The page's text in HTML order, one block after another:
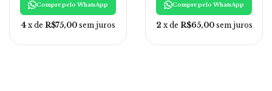
Compre pelo WhatsApp
4 x de R$75,00 sem juros
Compre pelo WhatsApp
2 x de R$65,00 sem juros